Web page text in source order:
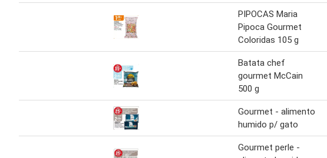
PIPOCAS Maria
Pipoca Gourmet
Coloridas 105 g
Batata chef
gourmet McCain
500 g
Gourmet - alimento
humido p/ gato
Gourmet perle -